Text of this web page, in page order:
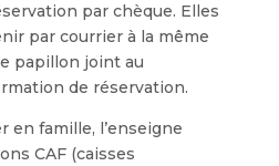
par chèque. Elles
par courrier à la même
papillon joint au
de réservation.
en famille, l’enseigne
CAF (caisses